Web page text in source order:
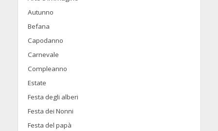
Autunno
Befana
Capodanno
Carnevale
Compleanno
Estate
Festa degli alberi
Festa dei Nonni
Festa del papà